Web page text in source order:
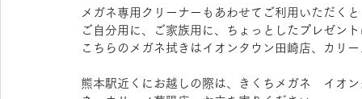
メガネ専用クリーナーもあわせてご利用いただく
ご自分用に、ご家族用に、ちょっとしたプレゼン
こちらのメガネ拭きはイオンタウン田崎店、カリ
熊本駅近くにお越しの際は、きくちメガネ　イオ